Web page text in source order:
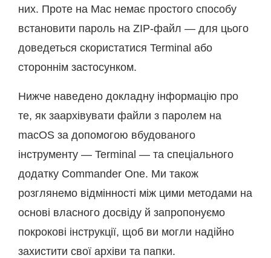
них. Проте на Mac немає простого способу
встановити пароль на ZIP-файл — для цього
доведеться скористатися Terminal або
стороннім застосунком.
Нижче наведено докладну інформацію про
те, як заархівувати файли з паролем на
macOS за допомогою вбудованого
інструменту — Terminal — та спеціального
додатку Commander One. Ми також
розглянемо відмінності між цими методами на
основі власного досвіду й запропонуємо
покрокові інструкції, щоб ви могли надійно
захистити свої архіви та папки.